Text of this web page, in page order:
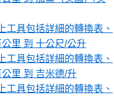
工具包括詳細的轉換表、
里 到 十公尺/公升
工具包括詳細的轉換表、
里 到 吉米德/升
工具包括詳細的轉換表、